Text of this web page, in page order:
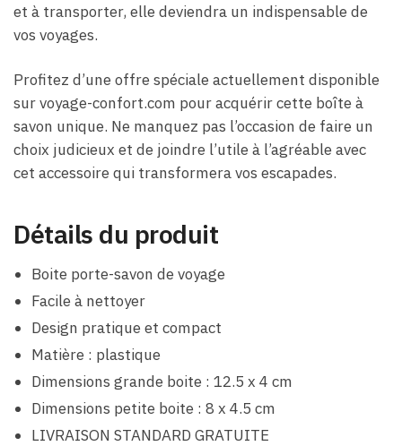
et à transporter, elle deviendra un indispensable de
vos voyages.
Profitez d’une offre spéciale actuellement disponible
sur voyage-confort.com pour acquérir cette boîte à
savon unique. Ne manquez pas l’occasion de faire un
choix judicieux et de joindre l’utile à l’agréable avec
cet accessoire qui transformera vos escapades.
Détails du produit
Boite porte-savon de voyage
Facile à nettoyer
Design pratique et compact
Matière : plastique
Dimensions grande boite : 12.5 x 4 cm
Dimensions petite boite : 8 x 4.5 cm
LIVRAISON STANDARD GRATUITE